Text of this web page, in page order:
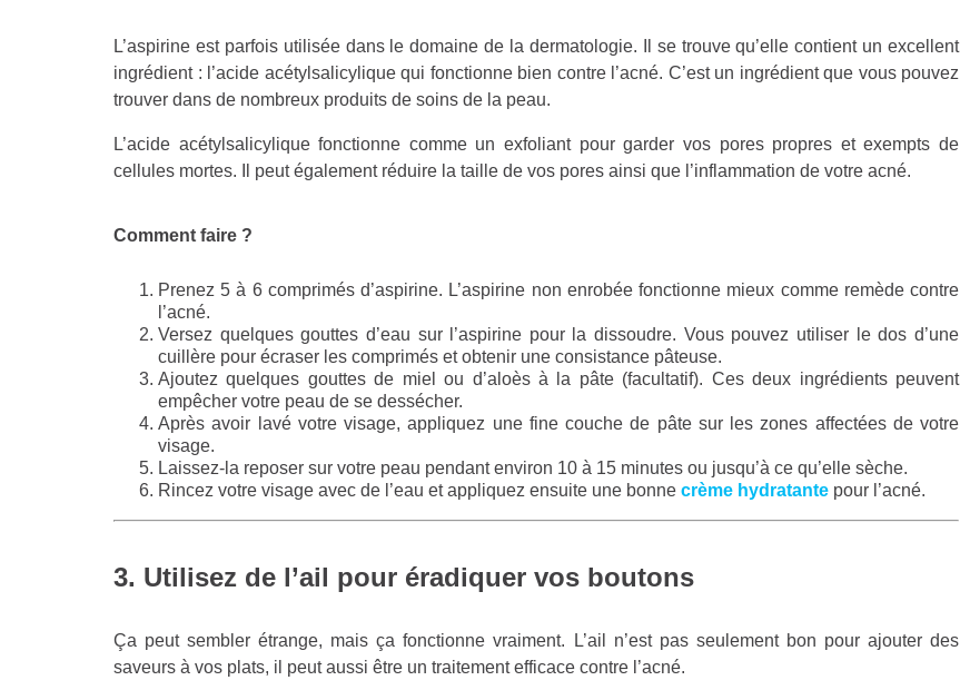
L’aspirine est parfois utilisée dans le domaine de la dermatologie. Il se trouve qu’elle contient un excellent
ingrédient : l’acide acétylsalicylique qui fonctionne bien contre l’acné. C’est un ingrédient que vous pouvez
trouver dans de nombreux produits de soins de la peau.
L’acide acétylsalicylique fonctionne comme un exfoliant pour garder vos pores propres et exempts de
cellules mortes. Il peut également réduire la taille de vos pores ainsi que l’inflammation de votre acné.
Comment faire ?
Prenez 5 à 6 comprimés d’aspirine. L’aspirine non enrobée fonctionne mieux comme remède contre
l’acné.
Versez quelques gouttes d’eau sur l’aspirine pour la dissoudre. Vous pouvez utiliser le dos d’une
cuillère pour écraser les comprimés et obtenir une consistance pâteuse.
Ajoutez quelques gouttes de miel ou d’aloès à la pâte (facultatif). Ces deux ingrédients peuvent
empêcher votre peau de se dessécher.
Après avoir lavé votre visage, appliquez une fine couche de pâte sur les zones affectées de votre
visage.
Laissez-la reposer sur votre peau pendant environ 10 à 15 minutes ou jusqu’à ce qu’elle sèche.
Rincez votre visage avec de l’eau et appliquez ensuite une bonne crème hydratante pour l’acné.
3. Utilisez de l’ail pour éradiquer vos boutons
Ça peut sembler étrange, mais ça fonctionne vraiment. L’ail n’est pas seulement bon pour ajouter des
saveurs à vos plats, il peut aussi être un traitement efficace contre l’acné.